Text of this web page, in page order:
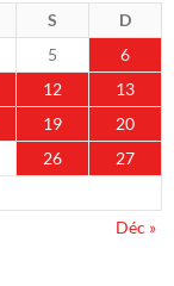
S
D
5
6
12
13
19
20
26
27
Déc »